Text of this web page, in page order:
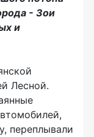
- Зои
и
Лесной.
переплывали